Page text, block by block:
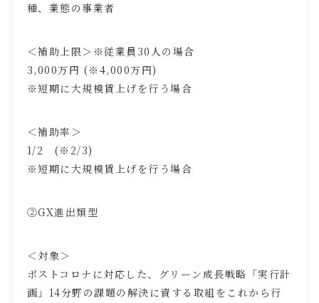
種、業態の事業者
＜補助上限＞※従業員 30 人の場合
3,000万円 (※4,000万円)
※短期に大規模賃上げを行う場合
＜補助率＞
1/2 (※2/3)
※短期に大規模賃上げを行う場合
②GX進出類型
＜対象＞
ポストコロナに対応した、グリーン成長戦略「実行計
画」 14分野の課題の解決に資する取組をこれから行